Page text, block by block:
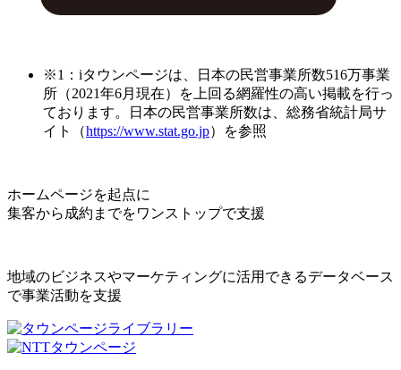
※1：iタウンページは、日本の民営事業所数516万事業
所（2021年6月現在）を上回る網羅性の高い掲載を行っ
ております。日本の民営事業所数は、総務省統計局サ
イト（https://www.stat.go.jp）を参照
ホームページを起点に
集客から成約までをワンストップで支援
地域のビジネスやマーケティングに活用できるデータベース
で事業活動を支援